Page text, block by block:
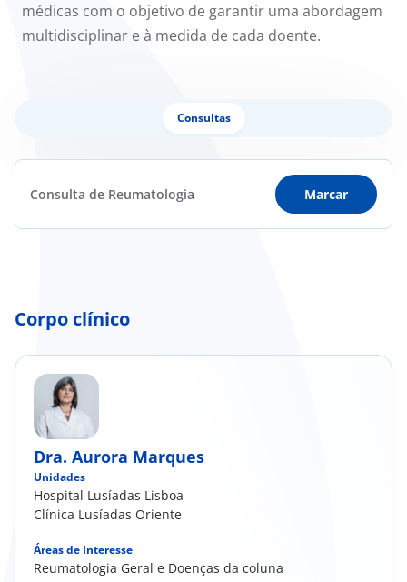
médicas com o objetivo de garantir uma abordagem
multidisciplinar e à medida de cada doente.
Consultas
Consulta de Reumatologia Marcar
Corpo clínico
Dra. Aurora Marques
Unidades
Hospital Lusíadas Lisboa
Clínica Lusíadas Oriente
Áreas de Interesse
Reumatologia Geral e Doenças da coluna